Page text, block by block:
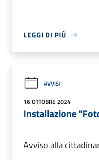
LEGGI DI PIÙ
AVVISI
16 OTTOBRE 2024
Installazione
Avviso alla